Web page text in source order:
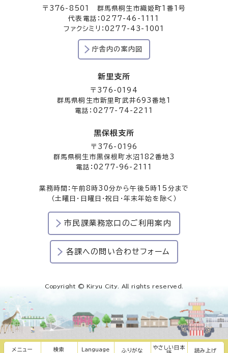
メニュー 検索 Language ふりがな
やさしい日本
読み上げ
〒376-8501 群馬県桐生市織姫町1番1号
代表電話：0277-46-1111
ファクシミリ：0277-43-1001
庁舎内の案内図
新里支所
〒376-0194
群馬県桐生市新里町武井693番地1
電話：0277-74-2211
黒保根支所
〒376-0196
群馬県桐生市黒保根町水沼182番地3
電話：0277-96-2111
業務時間：午前8時30分から午後5時15分まで
（土曜日・日曜日・祝日・年末年始を除く）
市民課業務窓口のご利用案内
各課への問い合わせフォーム
Copyright © Kiryu City. All rights reserved.